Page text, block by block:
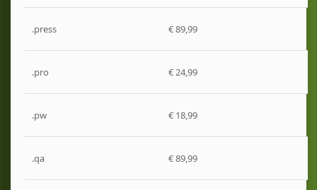
.press € 89,99
.pro € 24,99
.pw € 18,99
.qa € 89,99